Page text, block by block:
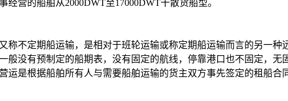
经营的船舶从2000DWT至17000DWT干散货船型。
不定期船运输，是相对于班轮运输或称定期船运输而言的另一种
般没有预制定的船期表，没有固定的航线，停靠港口也不固定，无
运是根据船舶所有人与需要船舶运输的货主双方事先签定的租船合